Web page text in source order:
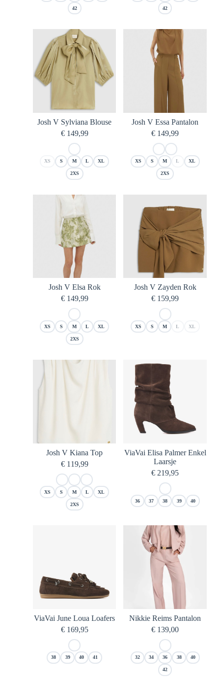
42 42
Josh V Sylviana Blouse
€149,99
XS S M L XL
2XS
Josh V Essa Pantalon
€ 149,99
XS S M L XL
2XS
Josh V Elsa Rok
€149,99
XS S M L XL
2XS
Josh V Zayden Rok
€ 159,99
XS S M L XL
Josh V Kiana Top
€119,99
XS S M L XL
2XS
ViaVai Elisa Palmer Enkel
Laarsje
€ 219,95
36 37 38 39 40
ViaVai June Loua Loafers
€169,95
38 39 40 41
Nikkie Reims Pantalon
€ 139,00
32 34 36 38 40
42